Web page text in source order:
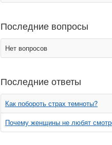
Последние вопросы
Нет вопросов
Последние ответы
Как побороть страх темноты?
Почему женщины не любят